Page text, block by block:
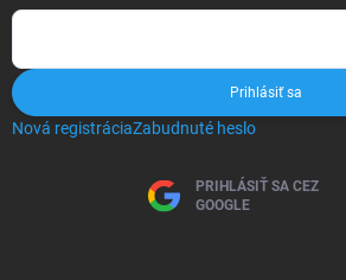
Prihlásiť sa
Nová registráciaZabudnuté heslo
PRIHLÁSIŤ SA CEZ
GOOGLE